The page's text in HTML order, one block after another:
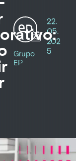
Grupo
EP
22.
05.
202
5